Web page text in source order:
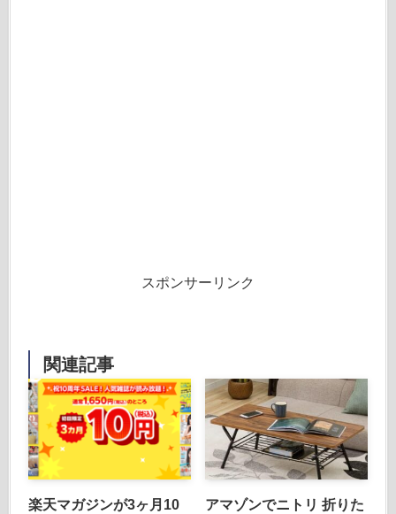
スポンサーリンク
関連記事
楽天マガジンが3ヶ月10
アマゾンでニトリ 折りた